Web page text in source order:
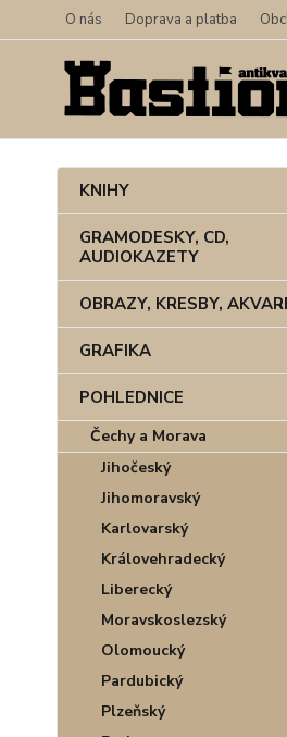
O nás Doprava a platba
KNIHY
GRAMODESKY, CD,
AUDIOKAZETY
OBRAZY, KRESBY,
GRAFIKA
POHLEDNICE
Čechy a Morava
Jihočeský
Jihomoravský
Karlovarský
Královehradecký
Liberecký
Moravskoslezský
Olomoucký
Pardubický
Plzeňský